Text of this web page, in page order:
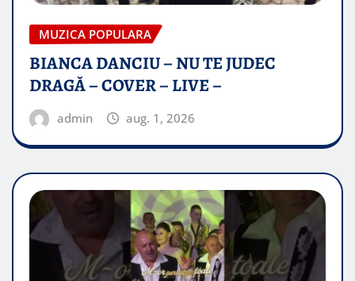
MUZICA POPULARA
BIANCA DANCIU – NU TE JUDEC
DRAGĂ – COVER – LIVE –
admin aug. 1, 2026